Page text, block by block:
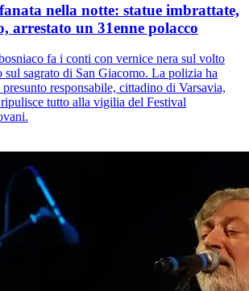
nella notte: statue imbrattate,
arrestato un 31enne polacco
fa i conti con vernice nera sul volto
sul sagrato di San Giacomo. La polizia ha
responsabile, cittadino di Varsavia,
tutto alla vigilia del Festival